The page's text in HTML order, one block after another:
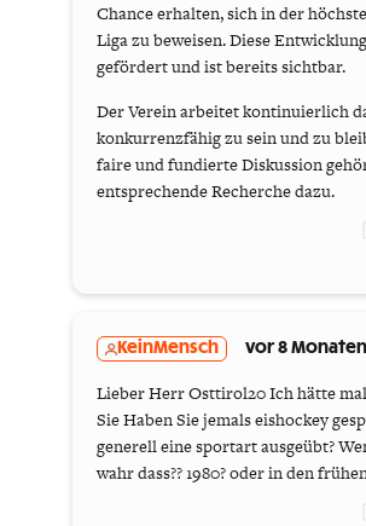
Chance erhalten, sich in der
Liga zu beweisen. Diese
gefördert und ist bereits sichtbar.
Der Verein arbeitet kontinuierlich
konkurrenzfähig zu sein und zu
faire und fundierte Diskussion
entsprechende Recherche dazu.
KeinMensch vor 8 Monaten
Lieber Herr Osttirol20 Ich hätte
Sie Haben Sie jemals eishockey
generell eine sportart ausgeübt?
wahr dass?? 1980? oder in den